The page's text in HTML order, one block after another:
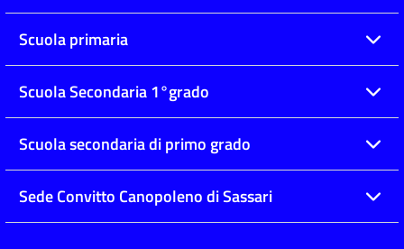
Scuola primaria
Scuola Secondaria 1°grado
Scuola secondaria di primo grado
Sede Convitto Canopoleno di Sassari